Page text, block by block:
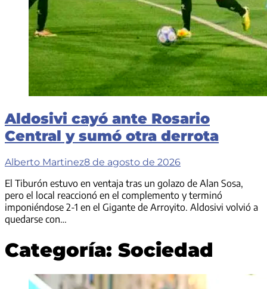
Aldosivi cayó ante Rosario
Central y sumó otra derrota
Alberto Martinez8 de agosto de 2026
El Tiburón estuvo en ventaja tras un golazo de Alan Sosa,
pero el local reaccionó en el complemento y terminó
imponiéndose 2-1 en el Gigante de Arroyito. Aldosivi volvió a
quedarse con…
Categoría: Sociedad